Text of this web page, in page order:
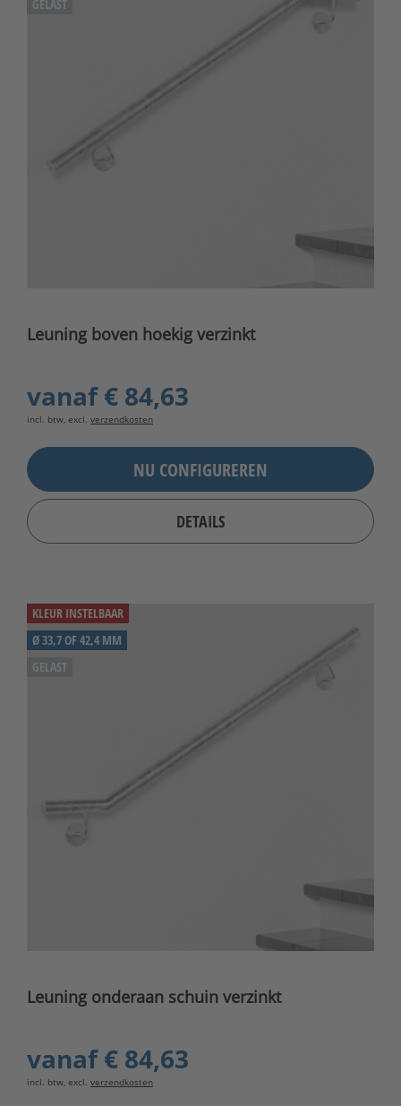
GELAST
Leuning boven hoekig verzinkt
vanaf€ 84,63
incl. btw, excl. verzendkosten
NU CONFIGUREREN
DETAILS
KLEUR INSTELBAAR
Ø 33,7 OF 42,4 MM
GELAST
Leuning onderaan schuin verzinkt
vanaf€ 84,63
incl. btw, excl. verzendkosten